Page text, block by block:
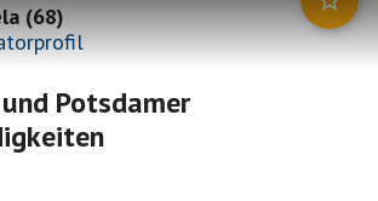
(68)
Potsdamer